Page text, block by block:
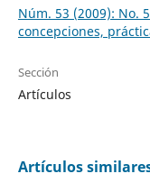
Núm. 53 (2009): No.
concepciones,
Sección
Artículos
Artículos